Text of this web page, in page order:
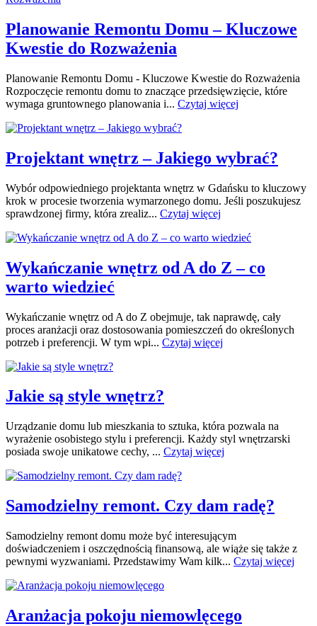
Planowanie Remontu Domu – Kluczowe
Kwestie do Rozważenia
Planowanie Remontu Domu - Kluczowe Kwestie do Rozważenia
Rozpoczęcie remontu domu to znaczące przedsięwzięcie, które
wymaga gruntownego planowania i... Czytaj więcej
Projektant wnętrz – Jakiego wybrać?
Wybór odpowiedniego projektanta wnętrz w Gdańsku to kluczowy
krok w procesie tworzenia wymarzonego domu. Jeśli poszukujesz
sprawdzonej firmy, która zrealiz... Czytaj więcej
Wykańczanie wnętrz od A do Z – co
warto wiedzieć
Wykańczanie wnętrz od A do Z obejmuje, tak naprawdę, cały
proces aranżacji oraz dostosowania pomieszczeń do określonych
potrzeb i preferencji. W tym wpi... Czytaj więcej
Jakie są style wnętrz?
Urządzanie domu lub mieszkania to sztuka, która pozwala na
wyrażenie osobistego stylu i preferencji. Każdy styl wnętrzarski
posiada swoje unikatowe cechy, ... Czytaj więcej
Samodzielny remont. Czy dam radę?
Samodzielny remont domu może być interesującym
doświadczeniem i oszczędnością finansową, ale wiąże się także z
pewnymi wyzwaniami. Przedstawimy Wam kilk... Czytaj więcej
Aranżacja pokoju niemowlęcego